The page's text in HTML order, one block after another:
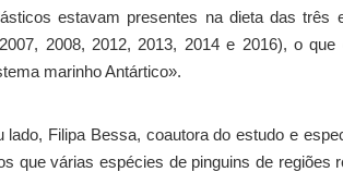
estavam presentes na dieta das
2008, 2012, 2013, 2014 e 2016), o
marinho Antártico».
lado, Filipa Bessa, coautora do estudo e
que várias espécies de pinguins de